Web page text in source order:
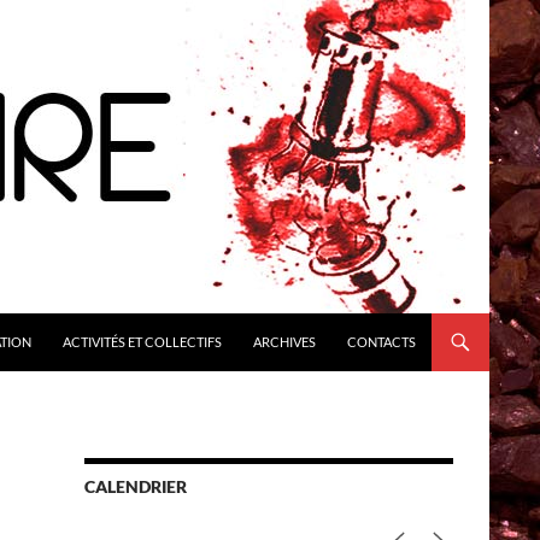
ACTIVITÉS ET COLLECTIFS ARCHIVES CONTACTS
CALENDRIER